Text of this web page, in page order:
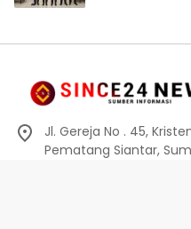
Jl. Gereja No . 45,
Pematang Siantar,